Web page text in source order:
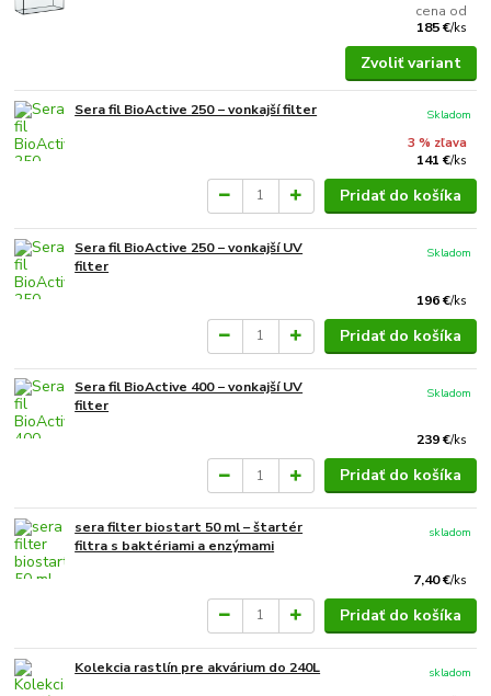
cena od
185 €/ks
Zvoliť variant
Sera fil BioActive 250 − vonkajší filter
3 % zľava
141 €/ks
Skladom
Pridať do košíka
Sera fil BioActive 250 − vonkajší UV
filter
196 €/ks
Skladom
Pridať do košíka
Sera fil BioActive 400 − vonkajší UV
filter
239 €/ks
Skladom
Pridať do košíka
sera filter biostart 50 ml – štartér
filtra s baktériami a enzýmami
7,40 €/ks
skladom
Pridať do košíka
Kolekcia rastlín pre akvárium do 240L
skladom